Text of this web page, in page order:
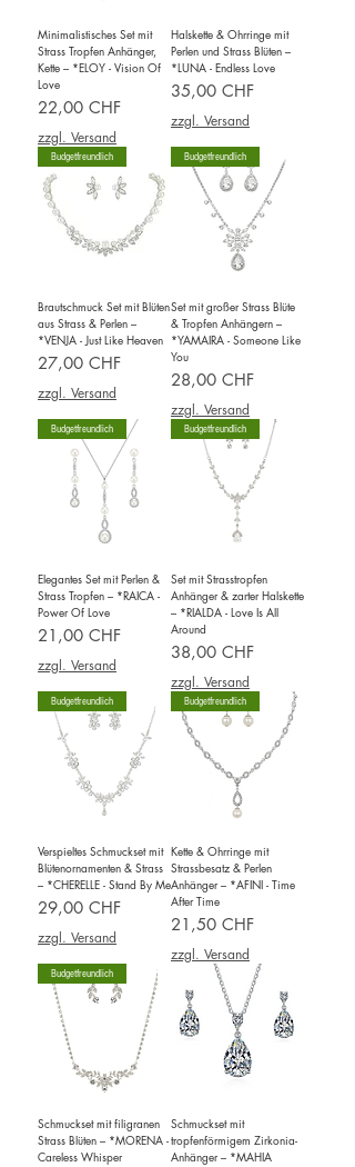
Minimalistisches Set mit
Strass Tropfen Anhänger,
Kette – *ELOY - Vision Of
Love
Preis
22,00 CHF
zzgl. Versand
Halskette & Ohrringe mit
Perlen und Strass Blüten –
*LUNA - Endless Love
Preis
35,00 CHF
zzgl. Versand
Budgetfreundlich
Brautschmuck Set mit Blüten
aus Strass & Perlen –
*VENJA - Just Like Heaven
Preis
27,00 CHF
zzgl. Versand
Budgetfreundlich
Set mit großer Strass Blüte
& Tropfen Anhängern –
*YAMAIRA - Someone Like
You
Preis
28,00 CHF
zzgl. Versand
Budgetfreundlich
Elegantes Set mit Perlen &
Strass Tropfen – *RAICA -
Power Of Love
Preis
21,00 CHF
zzgl. Versand
Budgetfreundlich
Set mit Strasstropfen
Anhänger & zarter Halskette
– *RIALDA - Love Is All
Around
Preis
38,00 CHF
zzgl. Versand
Budgetfreundlich
Verspieltes Schmuckset mit
Blütenornamenten & Strass
– *CHERELLE - Stand By Me
Preis
29,00 CHF
zzgl. Versand
Budgetfreundlich
Kette & Ohrringe mit
Strassbesatz & Perlen
Anhänger – *AFINI - Time
After Time
Preis
21,50 CHF
zzgl. Versand
Budgetfreundlich
Schmuckset mit filigranen
Strass Blüten – *MORENA -
Careless Whisper
Schmuckset mit
tropfenförmigem Zirkonia-
Anhänger – *MAHIA